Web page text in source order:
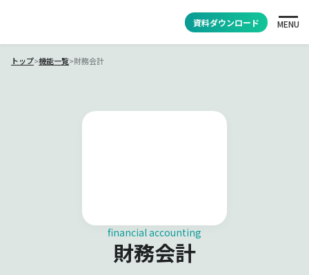
資料ダウンロード MENU
トップ>機能一覧>財務会計
financial accounting
財務会計